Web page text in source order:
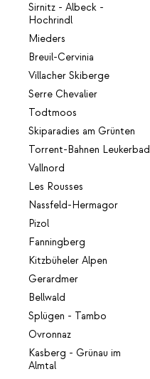
Sirnitz - Albeck -
Hochrindl
Mieders
Breuil-Cervinia
Villacher Skiberge
Serre Chevalier
Todtmoos
Skiparadies am Grünten
Torrent-Bahnen Leukerbad
Vallnord
Les Rousses
Nassfeld-Hermagor
Pizol
Fanningberg
Kitzbüheler Alpen
Gerardmer
Bellwald
Splügen - Tambo
Ovronnaz
Kasberg - Grünau im
Almtal